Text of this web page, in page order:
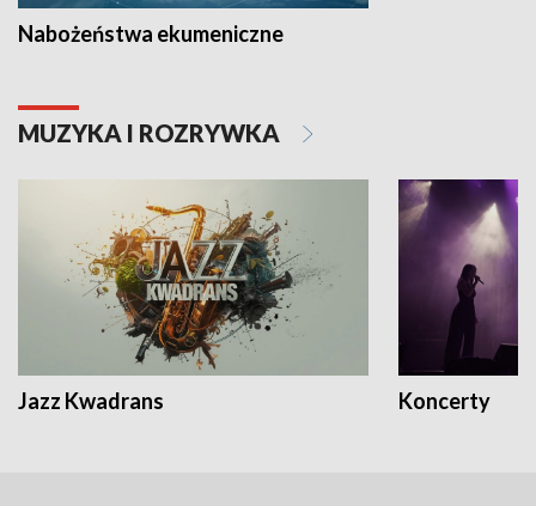
Nabożeństwa ekumeniczne
MUZYKA I ROZRYWKA
Jazz Kwadrans Koncerty